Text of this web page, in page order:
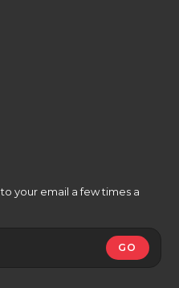
your email a few times a
GO